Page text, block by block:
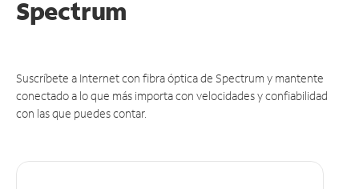
Spectrum
Suscríbete a Internet con fibra óptica de Spectrum y mantente
conectado a lo que más importa con velocidades y confiabilidad
con las que puedes contar.